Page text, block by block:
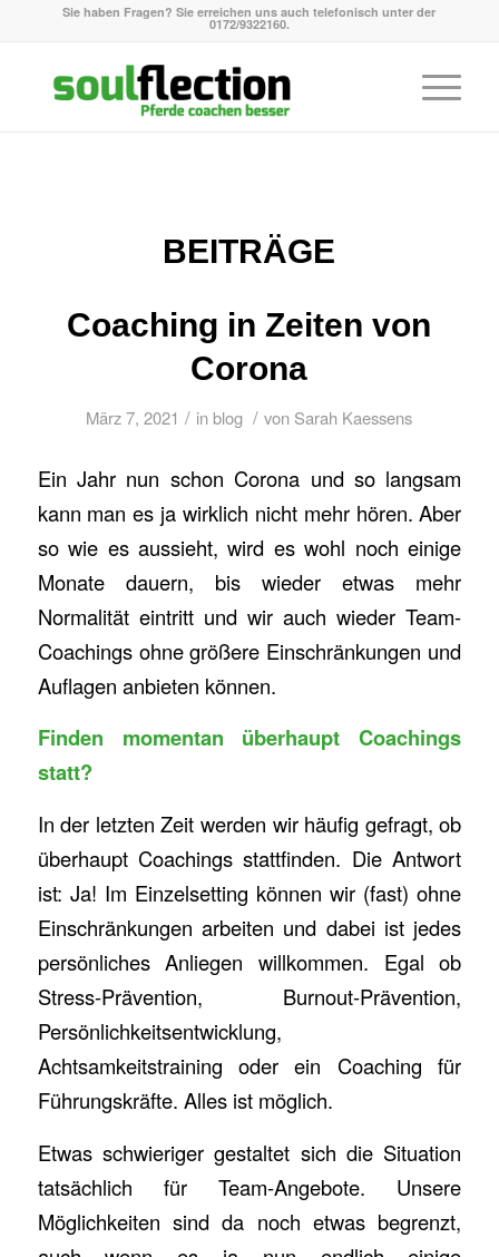
Sie haben Fragen? Sie erreichen uns auch telefonisch unter der
0172/9322160.
BEITRÄGE
Coaching in Zeiten von
Corona
März 7, 2021 / in blog / von Sarah Kaessens
Ein Jahr nun schon Corona und so langsam
kann man es ja wirklich nicht mehr hören. Aber
so wie es aussieht, wird es wohl noch einige
Monate dauern, bis wieder etwas mehr
Normalität eintritt und wir auch wieder Team-
Coachings ohne größere Einschränkungen und
Auflagen anbieten können.
Finden momentan überhaupt Coachings
statt?
In der letzten Zeit werden wir häufig gefragt, ob
überhaupt Coachings stattfinden. Die Antwort
ist: Ja! Im Einzelsetting können wir (fast) ohne
Einschränkungen arbeiten und dabei ist jedes
persönliches Anliegen willkommen. Egal ob
Stress-Prävention, Burnout-Prävention,
Persönlichkeitsentwicklung,
Achtsamkeitstraining oder ein Coaching für
Führungskräfte. Alles ist möglich.
Etwas schwieriger gestaltet sich die Situation
tatsächlich für Team-Angebote. Unsere
Möglichkeiten sind da noch etwas begrenzt,